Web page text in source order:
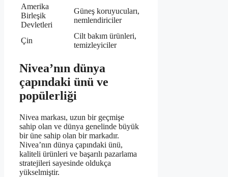
Amerika
Birleşik
Devletleri
Güneş koruyucuları,
nemlendiriciler
Çin
Cilt bakım ürünleri,
temizleyiciler
Nivea’nın dünya
çapındaki ünü ve
popülerliği
Nivea markası, uzun bir geçmişe
sahip olan ve dünya genelinde büyük
bir üne sahip olan bir markadır.
Nivea’nın dünya çapındaki ünü,
kaliteli ürünleri ve başarılı pazarlama
stratejileri sayesinde oldukça
yükselmiştir.